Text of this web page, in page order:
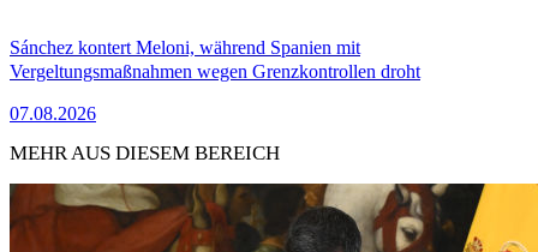
Sánchez kontert Meloni, während Spanien mit
Vergeltungsmaßnahmen wegen Grenzkontrollen droht
07.08.2026
MEHR AUS DIESEM BEREICH